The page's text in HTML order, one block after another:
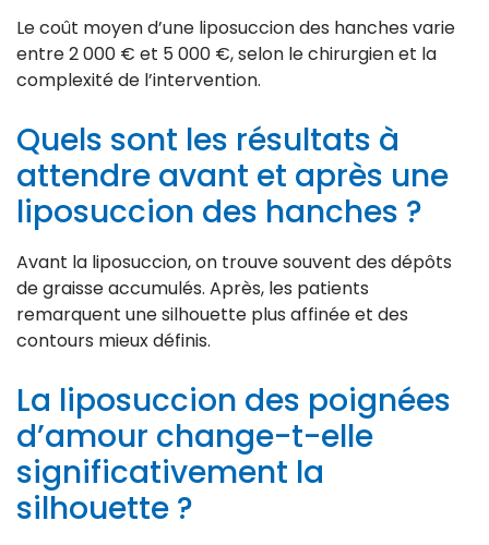
Le coût moyen d’une liposuccion des hanches varie
entre 2 000 € et 5 000 €, selon le chirurgien et la
complexité de l’intervention.
Quels sont les résultats à
attendre avant et après une
liposuccion des hanches ?
Avant la liposuccion, on trouve souvent des dépôts
de graisse accumulés. Après, les patients
remarquent une silhouette plus affinée et des
contours mieux définis.
La liposuccion des poignées
d’amour change-t-elle
significativement la
silhouette ?